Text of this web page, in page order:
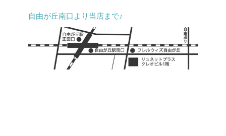
自由が丘南口より当店まで♪